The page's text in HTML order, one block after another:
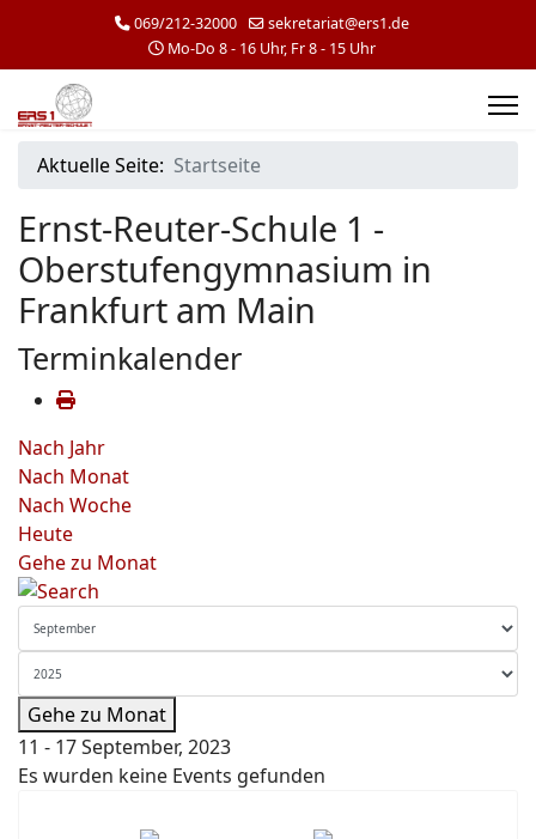
069/212-32000
sekretariat@ers1.de
Mo-Do 8 - 16 Uhr, Fr 8 - 15 Uhr
Aktuelle Seite: Startseite
Ernst-Reuter-Schule 1 -
Oberstufengymnasium in
Frankfurt am Main
Terminkalender
Nach Jahr
Nach Monat
Nach Woche
Heute
Gehe zu Monat
Gehe zu Monat
11 - 17 September, 2023
Es wurden keine Events gefunden